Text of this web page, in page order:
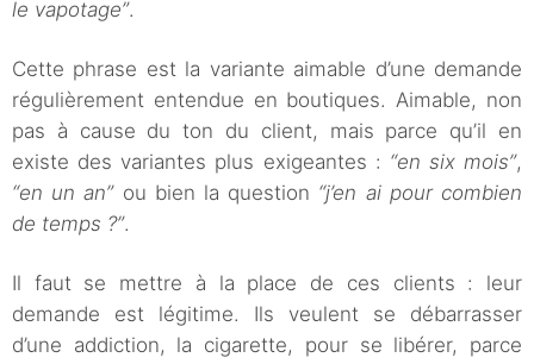
le vapotage”.
Cette phrase est la variante aimable d’une demande
régulièrement entendue en boutiques. Aimable, non
pas à cause du ton du client, mais parce qu’il en
existe des variantes plus exigeantes : “en six mois”,
“en un an”ou bien la question “j’en ai pour combien
de temps ?”.
Il faut se mettre à la place de ces clients : leur
demande est légitime. Ils veulent se débarrasser
d’une addiction, la cigarette, pour se libérer, parce